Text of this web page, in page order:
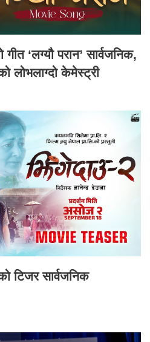
गीत ‘लग्यौ परान’ सार्वजनिक,
लोभलाग्दो केमेस्ट्री
टिजर सार्वजनिक